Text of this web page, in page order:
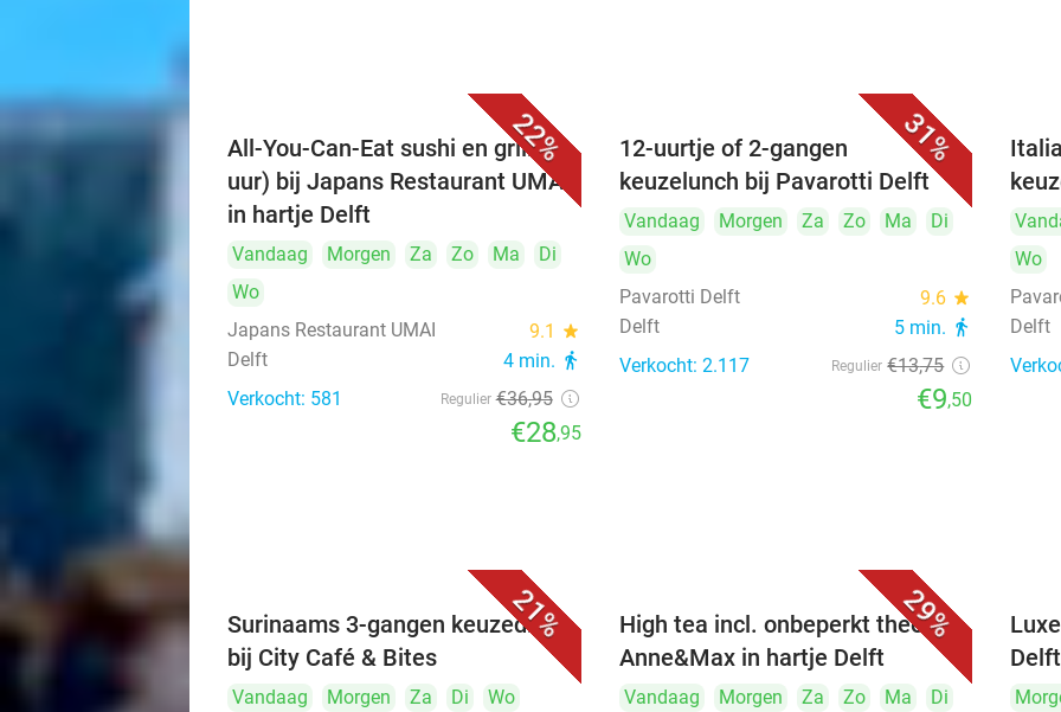
22%
All-You-Can-Eat sushi en grill (3
uur) bij Japans Restaurant UMAI
in hartje Delft
Vandaag Morgen Za Zo Ma
Di
Wo
Japans Restaurant UMAI
9.1 star
Delft 4 min. directions_walk
Verkocht: 581 Regulier €36,95
€28,95
31%
12-uurtje of 2-gangen
keuzelunch bij Pavarotti Delft
Vandaag Morgen Za Zo Ma
Di
Wo
Pavarotti Delft
9.6 star
Delft 5 min. directions_walk
Verkocht: 2.117 Regulier €13,75
€9,50
Wo
Delft
21%
Surinaams 3-gangen keuzediner
bij City Café & Bites
Vandaag Morgen Za Di
Wo
29%
High tea incl. onbeperkt thee bij
Anne&Max in hartje Delft
Vandaag Morgen Za Zo Ma
Di
Delft